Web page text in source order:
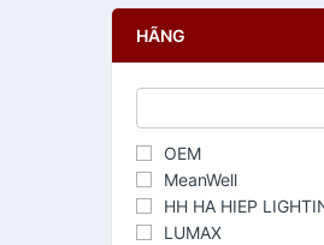
HÃNG
OEM
MeanWell
HH HA HIEP
LUMAX